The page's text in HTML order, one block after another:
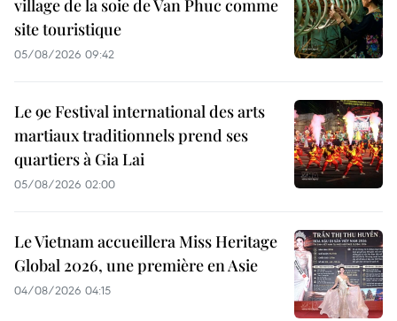
village de la soie de Van Phuc comme
site touristique
05/08/2026 09:42
Le 9e Festival international des arts
martiaux traditionnels prend ses
quartiers à Gia Lai
05/08/2026 02:00
Le Vietnam accueillera Miss Heritage
Global 2026, une première en Asie
04/08/2026 04:15